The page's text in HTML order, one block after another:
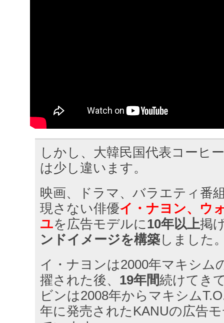
しかし、大韓民国代表コーヒ
は少し違います。
映画、ドラマ、バラエティ番
現さない俳優イ・ナヨン、ウ
ユを広告モデルに10年以上掲
ンドイメージを構築しました
イ・ナヨンは2000年マキシム
擢された後、 19年間続けてき
ビンは2008年からマキシム
年に発売されたKANUの広告